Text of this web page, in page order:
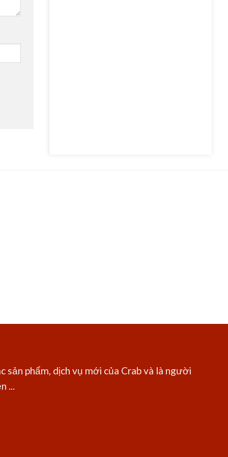
phẩm, dịch vụ mới của Crab và là người
...